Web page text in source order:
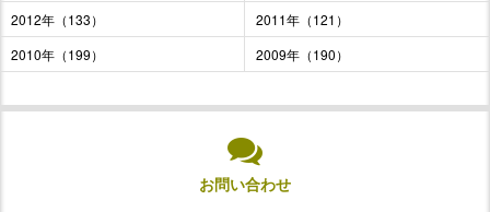
2012年（133）
2011年（121）
2010年（199）
2009年（190）
お問い合わせ